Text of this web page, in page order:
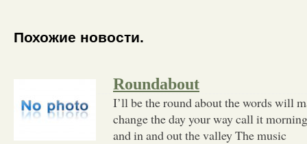
Похожие новости.
Roundabout
I’ll be the round about the words will
change the day your way call it
and in and out the valley The music